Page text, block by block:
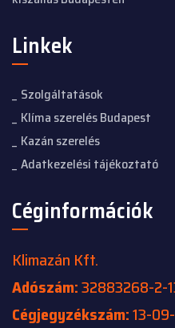
Linkek
Szolgáltatások
Klíma szerelés Budapest
Kazán szerelés
Adatkezelési tájékoztató
Céginformációk
Klimazán Kft.
Adószám:32883268-2-
Cégjegyzékszám:13-